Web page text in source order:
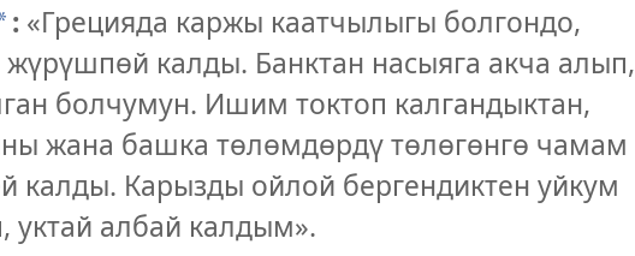
: «Грецияда каржы каатчылыгы болгондо,
калды. Банктан насыяга акча алып,
болчумун. Ишим токтоп калгандыктан,
жана башка төлөмдөрдү төлөгөнгө чамам
калды. Карызды ойлой бергендиктен уйкум
уктай албай калдым».